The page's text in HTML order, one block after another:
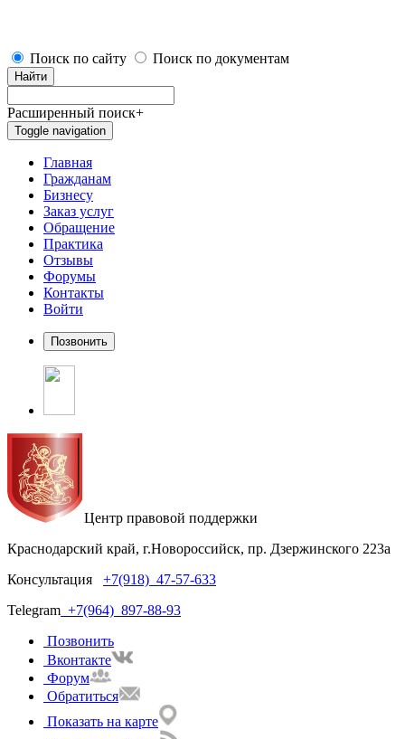
Поиск по сайту Поиск по документам
Найти
Расширенный поиск+
Toggle navigation
Главная
Гражданам
Бизнесу
Заказ услуг
Обращение
Практика
Отзывы
Форумы
Контакты
Войти
Центр правовой поддержки
Краснодарский край, г.Новороссийск, пр. Дзержинского 223а
Консультация +7(918) 47-57-633
Telegram +7(964) 897-88-93
Позвонить
Вконтакте
Форум
Обратиться
Показать на карте